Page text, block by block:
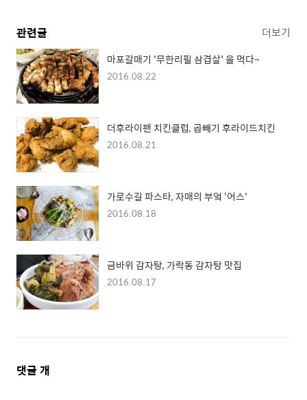
관련글 더보기
마포갈매기 '무한리필 삼겹살' 을 먹다~
2016.08.22
더후라이팬 치킨클럽, 곱빼기 후라이드치킨
2016.08.21
가로수길 파스타, 자매의 부엌 '어스'
2016.08.18
금바위 감자탕, 가락동 감자탕 맛집
2016.08.17
댓
댓글 개